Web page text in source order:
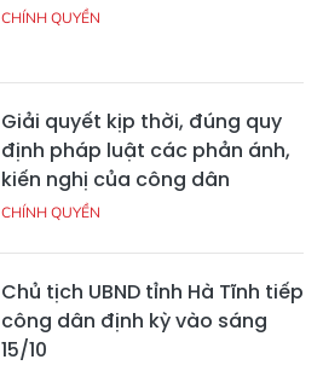
CHÍNH QUYỀN
Giải quyết kịp thời, đúng quy
định pháp luật các phản ánh,
kiến nghị của công dân
CHÍNH QUYỀN
Chủ tịch UBND tỉnh Hà Tĩnh tiếp
công dân định kỳ vào sáng
15/10